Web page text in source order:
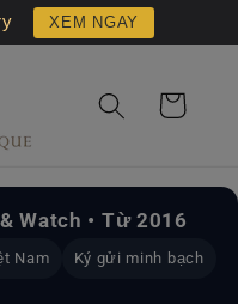
XEM NGAY
Giỏ
hàng
Watch • Từ 2016
Nam Ký gửi minh bạch